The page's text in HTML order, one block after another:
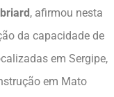
, afirmou nesta
da capacidade de
em Sergipe,
em Mato